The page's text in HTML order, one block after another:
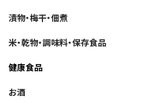
漬物・梅干・佃煮
米・乾物・調味料・保存食品
健康食品
お酒